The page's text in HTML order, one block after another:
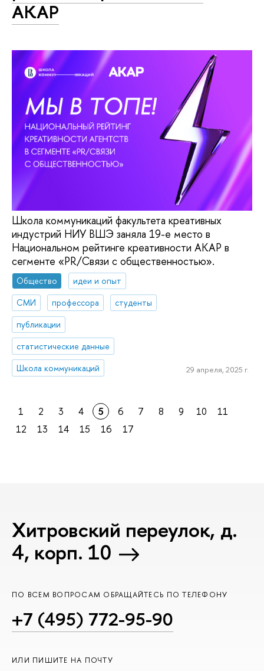
АКАР
Школа коммуникаций факультета креативных
индустрий НИУ ВШЭ заняла 19-е место в
Национальном рейтинге креативности АКАР в
сегменте «PR/Связи с общественностью».
Общество
идеи и опыт
СМИ
профессора
студенты
публикации
статистические данные
Школа коммуникаций
29 апреля, 2025 г.
1 2 3 4 5 6 7 8 9 10
11
12
13 14 15 16 17
Хитровский переулок, д.
4, корп. 10
ПО ВСЕМ ВОПРОСАМ ОБРАЩАЙТЕСЬ ПО ТЕЛЕФОНУ
+7 (495) 772-95-90
ИЛИ ПИШИТЕ НА ПОЧТУ